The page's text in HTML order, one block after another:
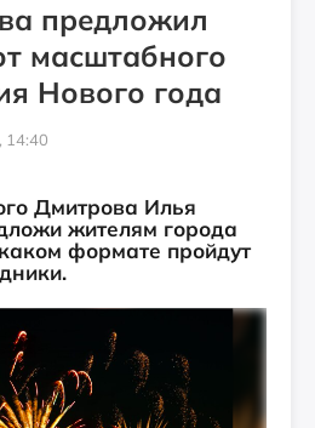
предложил
масштабного
Нового года
Дмитрова Илья
жителям города
формате пройдут